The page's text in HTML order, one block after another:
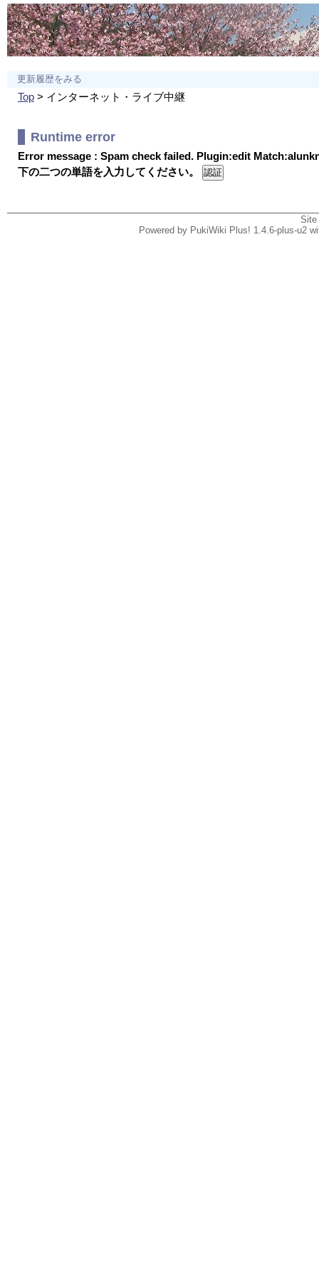
更新履歴をみる
Top> インターネット・ライブ中継
Runtime error
Error message : Spam check failed. Plugin:edit
下の二つの単語を入力してください。
Powered by PukiWiki Plus! 1.4.6-plus-u2